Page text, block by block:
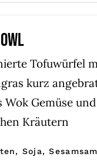
Tofuwürfel
kurz
Wok Gemüse und
Kräutern
Soja,